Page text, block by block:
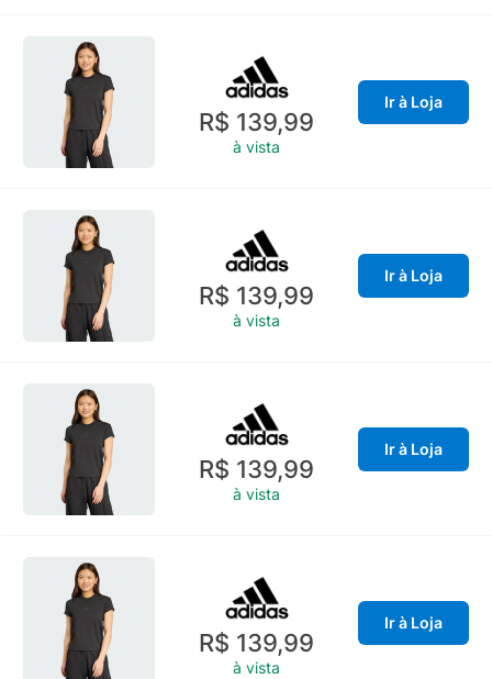
R$ 139,99
à vista
Ir à Loja
R$ 139,99
à vista
Ir à Loja
R$ 139,99
à vista
Ir à Loja
R$ 139,99
à vista
Ir à Loja